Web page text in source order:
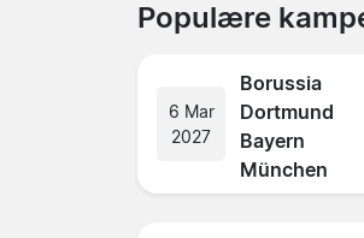
Populære
6 Mar
2027
Borussia
Dortmund
Bayern
München